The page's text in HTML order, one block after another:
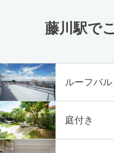
藤川駅で
ルーフバ
庭付き